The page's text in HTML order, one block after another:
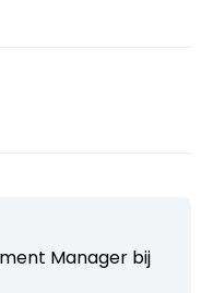
Manager bij